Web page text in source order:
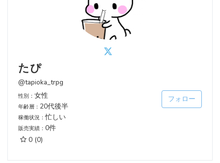
たぴ
@tapioka_trpg
性別： 女性
年齢層： 20代後半
稼働状況：忙しい
販売実績： 0件
0 (0)
フォロー